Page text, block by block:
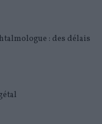
: des délais